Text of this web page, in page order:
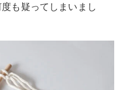
も疑ってしまいまし